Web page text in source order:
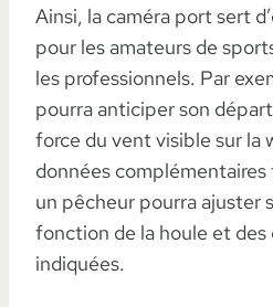
Ainsi, la caméra port sert
pour les amateurs de
les professionnels. Par
pourra anticiper son
force du vent visible sur la
données
un pêcheur pourra ajuster
fonction de la houle et
indiquées.